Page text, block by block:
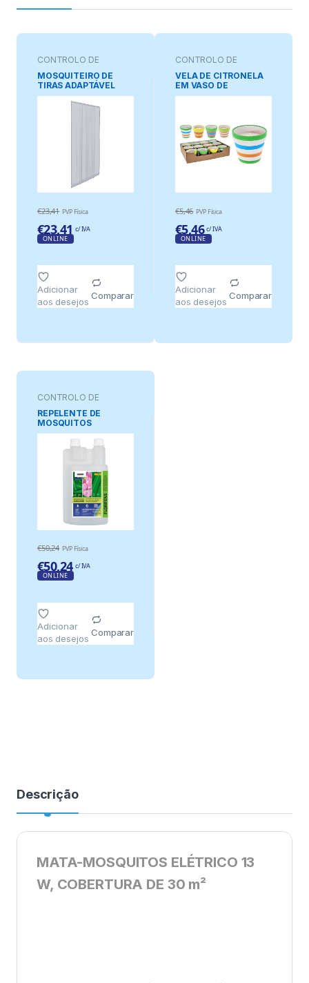
CONTROLO DE
PRAGAS
MOSQUITEIRO DE
TIRAS ADAPTÁVEL
PARA PORTA, CINZA,
140 x 240 cm, 6 peças
€23,41 PVP Física
€23,41 c/ IVA
ONLINE
Adicionar
aos desejos
Comparar
CONTROLO DE
PRAGAS
VELA DE CITRONELA
EM VASO DE
TERRACOTA, CORES
€5,46 PVP Física
€5,46 c/ IVA
ONLINE
Adicionar
aos desejos
Comparar
CONTROLO DE
PRAGAS
REPELENTE DE
MOSQUITOS
FLORIFENS 1 L
€50,24 PVP Física
€50,24 c/ IVA
ONLINE
Adicionar
aos desejos
Comparar
Descrição
MATA-MOSQUITOS ELÉTRICO 13
W, COBERTURA DE 30 m²